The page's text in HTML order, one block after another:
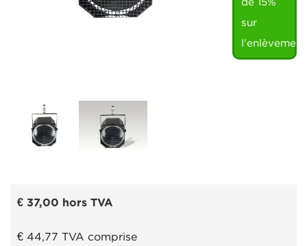
de 15%
sur
€ 37,00 hors TVA
€ 44,77 TVA comprise